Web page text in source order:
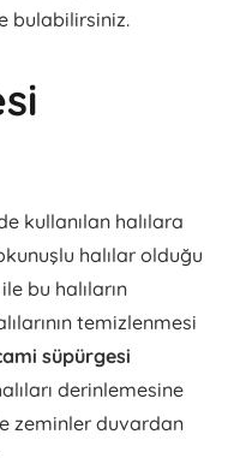
bulabilirsiniz.
kullanılan halılara
halılar olduğu
bu halıların
temizlenmesi
süpürgesi
derinlemesine
zeminler duvardan